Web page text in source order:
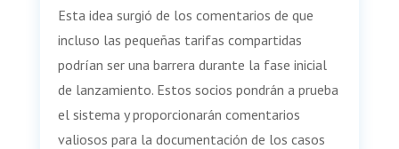
Esta idea surgió de los comentarios de que
incluso las pequeñas tarifas compartidas
podrían ser una barrera durante la fase inicial
de lanzamiento. Estos socios pondrán a prueba
el sistema y proporcionarán comentarios
valiosos para la documentación de los casos